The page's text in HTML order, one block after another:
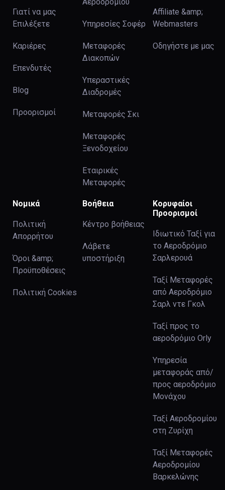
Γιατί να μας
Επιλέξετε
Καριέρες
Επενδυτές
Blog
Προορισμοί
Υπηρεσίες Σοφέρ
Μεταφορές
Διακοπών
Υπεραστικές
Διαδρομές
Μεταφορές Σκι
Μεταφορές
Ξενοδοχείου
Εταιρικές
Μεταφορές
Affiliate &amp;
Webmasters
Οδηγήστε με μας
Νομικά
Πολιτική
Απορρήτου
Όροι &amp;
Προϋποθέσεις
Πολιτική Cookies
Βοήθεια
Κέντρο βοήθειας
Λάβετε
υποστήριξη
Κορυφαίοι
Προορισμοί
Ιδιωτικό Ταξί για
το Αεροδρόμιο
Σαρλερουά
Ταξί Μεταφορές
από Αεροδρόμιο
Σαρλ ντε Γκολ
Ταξί προς το
αεροδρόμιο Orly
Υπηρεσία
μεταφοράς από/
προς αεροδρόμιο
Μονάχου
Ταξί Αεροδρομίου
στη Ζυρίχη
Ταξί Μεταφορές
Αεροδρομίου
Βαρκελώνης